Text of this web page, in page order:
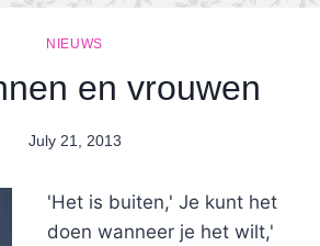
NIEUWS
en vrouwen
By
July 21, 2013
'Het is buiten,' Je kunt het
doen wanneer je het wilt,'